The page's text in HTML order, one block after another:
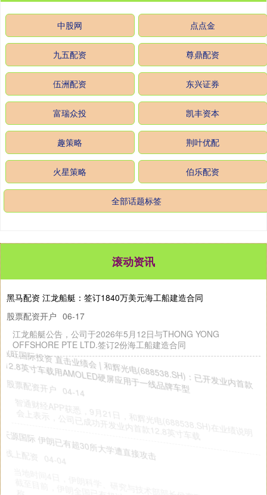
中股网 点点金
九五配资 尊鼎配资
伍洲配资 东兴证券
富瑞众投 凯丰资本
趣策略 荆叶优配
火星策略 伯乐配资
全部话题标签
滚动资讯
黑马配资 江龙船艇：签订1840万美元海工船建造合同
股票配资开户 06-17
江龙船艇公告，公司于2026年5月12日与THONG YONG
OFFSHORE PTE LTD.签订2份海工船建造合同
兴旺国际投资 直击业绩会 | 和辉光电(688538.SH)：已开发业内首款
12.8英寸车载用AMOLED硬屏应用于一线品牌车型
04-14
智通财经APP获悉，9月21日，和辉光电(688538.SH)在业绩说明
会上表示，公司已成功开发业内首款12.8英寸车载
天源国际 伊朗已有超30所大学遭直接攻击